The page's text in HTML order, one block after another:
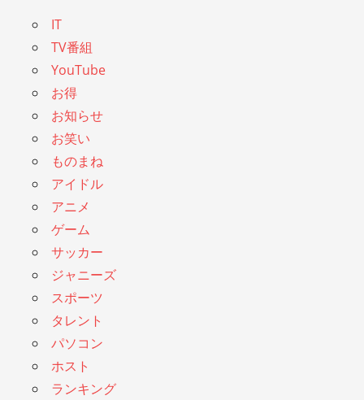
IT
TV番組
YouTube
お得
お知らせ
お笑い
ものまね
アイドル
アニメ
ゲーム
サッカー
ジャニーズ
スポーツ
タレント
パソコン
ホスト
ランキング